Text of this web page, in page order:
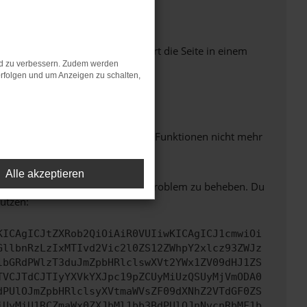
Seiten verhindern. Funktioniert die Seite in einem
dazu führen, dass bestimmte Funktionen nicht mehr
Wir werden versuchen, das Problem zu beheben. Du
zu verbessern. Zudem werden
und um Anzeigen zu schalten,
Alle akzeptieren